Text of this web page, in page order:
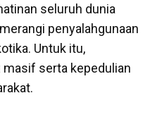
seluruh dunia
penyalahgunaan
Untuk itu,
masif serta kepedulian